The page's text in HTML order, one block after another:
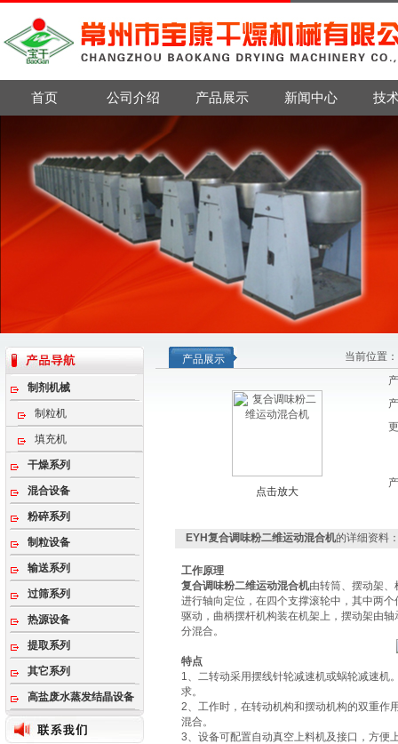
首页 公司介绍 产品展示 新闻中心 技
制剂机械
制粒机
填充机
干燥系列
混合设备
粉碎系列
制粒设备
输送系列
过筛系列
热源设备
提取系列
其它系列
高盐废水蒸发结晶设备
产品展示 当前位置：
点击放大
EYH复合调味粉二维运动混合机的详细资料
工作原理
复合调味粉二维运动混合机由转筒、摆动架、
进行轴向定位，在四个支撑滚轮中，其中两
驱动，曲柄摆杆机构装在机架上，摆动架由
分混合。
特点
1、二转动采用摆线针轮减速机或蜗轮减速机
求。
2、工作时，在转动机构和摆动机构的双重作
混合。
3、设备可配置自动真空上料机及接口，方便